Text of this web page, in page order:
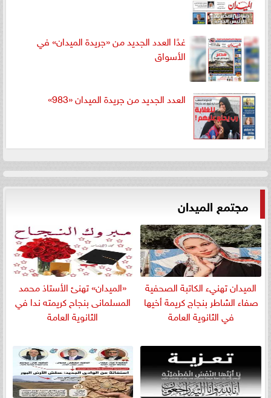
غدًا العدد الجديد من «جريدة الميدان» في
الأسواق
العدد الجديد من جريدة الميدان «983»
مجتمع الميدان
الميدان تهنيء الكاتبة الصحفية
صفاء الشاطر بنجاج كريمة أخيها
في الثانوية العامة
«الميدان» تهنئ الأستاذ محمد
المسلمانى بنجاح كريمته ندا في
الثانوية العامة